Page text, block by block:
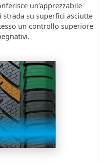
un’apprezzabile
su superfici asciutte
un controllo superiore